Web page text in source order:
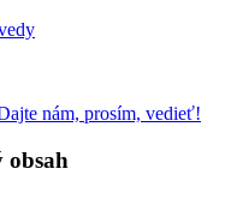
nám, prosím, vedieť!
obsah